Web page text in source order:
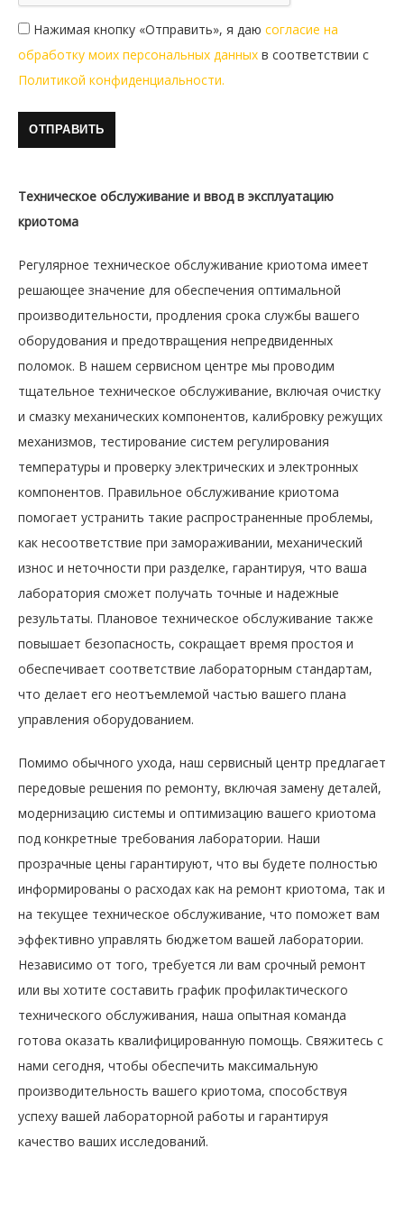
Нажимая кнопку «Отправить», я даю согласие на
обработку моих персональных данных в соответствии с
Политикой конфиденциальности.
Техническое обслуживание и ввод в эксплуатацию
криотома
Регулярное техническое обслуживание криотома имеет
решающее значение для обеспечения оптимальной
производительности, продления срока службы вашего
оборудования и предотвращения непредвиденных
поломок. В нашем сервисном центре мы проводим
тщательное техническое обслуживание, включая очистку
и смазку механических компонентов, калибровку режущих
механизмов, тестирование систем регулирования
температуры и проверку электрических и электронных
компонентов. Правильное обслуживание криотома
помогает устранить такие распространенные проблемы,
как несоответствие при замораживании, механический
износ и неточности при разделке, гарантируя, что ваша
лаборатория сможет получать точные и надежные
результаты. Плановое техническое обслуживание также
повышает безопасность, сокращает время простоя и
обеспечивает соответствие лабораторным стандартам,
что делает его неотъемлемой частью вашего плана
управления оборудованием.
Помимо обычного ухода, наш сервисный центр предлагает
передовые решения по ремонту, включая замену деталей,
модернизацию системы и оптимизацию вашего криотома
под конкретные требования лаборатории. Наши
прозрачные цены гарантируют, что вы будете полностью
информированы о расходах как на ремонт криотома, так и
на текущее техническое обслуживание, что поможет вам
эффективно управлять бюджетом вашей лаборатории.
Независимо от того, требуется ли вам срочный ремонт
или вы хотите составить график профилактического
технического обслуживания, наша опытная команда
готова оказать квалифицированную помощь. Свяжитесь с
нами сегодня, чтобы обеспечить максимальную
производительность вашего криотома, способствуя
успеху вашей лабораторной работы и гарантируя
качество ваших исследований.